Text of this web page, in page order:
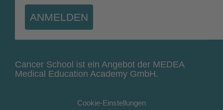
ANMELDEN
Cancer School ist ein Angebot der MEDEA
Medical Education Academy GmbH.
Cookie-Einstellungen